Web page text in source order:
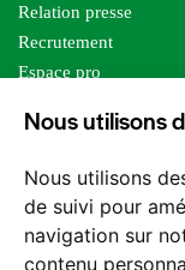
Nous utilisons
Nous utilisons
de suivi pour
navigation sur
contenu
Relation presse
Recrutement
Espace pro
Foreign rights